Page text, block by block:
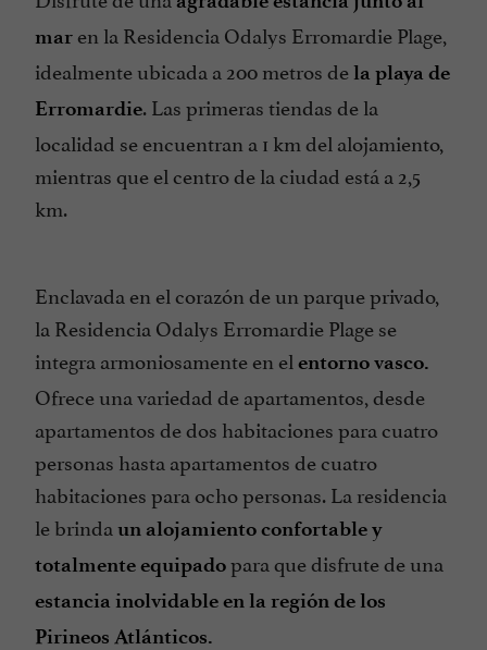
mar en la Residencia Odalys Erromardie Plage,
idealmente ubicada a 200 metros dela playa de
Erromardie. Las primeras tiendas de la
localidad se encuentran a 1 km del alojamiento,
mientras que el centro de la ciudad está a 2,5
km.
Enclavada en el corazón de un parque privado,
la Residencia Odalys Erromardie Plage se
integra armoniosamente en el entorno vasco.
Ofrece una variedad de apartamentos, desde
apartamentos de dos habitaciones para cuatro
personas hasta apartamentos de cuatro
habitaciones para ocho personas. La residencia
le brinda un alojamiento confortable y
totalmente equipadopara que disfrute de una
estancia inolvidable en la región de los
Pirineos Atlánticos.